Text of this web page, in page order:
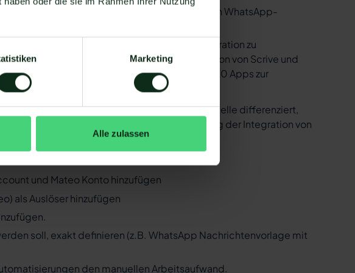
Marketing
Alle zulassen
Business-API nutzen. Mit dem herkömmlichen WhatsApp-
die nötige Software bereitstellen, um die Integration zu
WhatsApp API sind in der Lage, eine Integration von Scrive und
Ihnen dank der Zapier Integration über 6.000 Apps zur
können. Darunter ist natürlich auch Scrive !
dem Anbieter der WhatsApp API Schnittstelle differenziert,
zeigen Ihnen im Folgenden, wie die Einrichtung der Integration von
von Scrive und WhatsApp
und Mateo Konto hinzufügen
als Auslöser hinzufügen
soll, exakt definieren (z.B. WhatsApp Nachrichtenvorlage mit
den manuellen Arbeitsaufwand.